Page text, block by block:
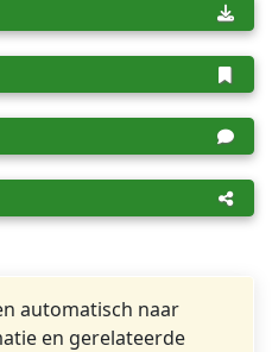
automatisch naar
en gerelateerde